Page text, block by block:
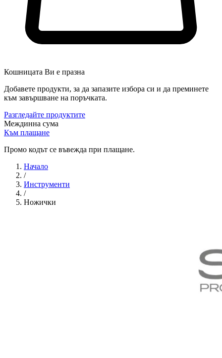
Кошницата Ви е празна
Добавете продукти, за да запазите избора си и да преминете
към завършване на поръчката.
Разгледайте продуктите
Междинна сума
Към плащане
Промо кодът се въвежда при плащане.
Начало
/
Инструменти
/
Ножички